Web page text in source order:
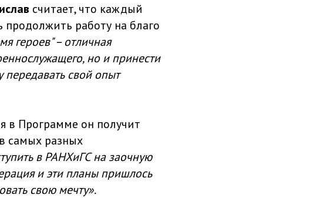
считает, что каждый
работу на благо
героев" – отличная
но и принести
передавать свой опыт
в Программе он получит
самых разных
в РАНХиГС на заочную
и эти планы пришлось
свою мечту».